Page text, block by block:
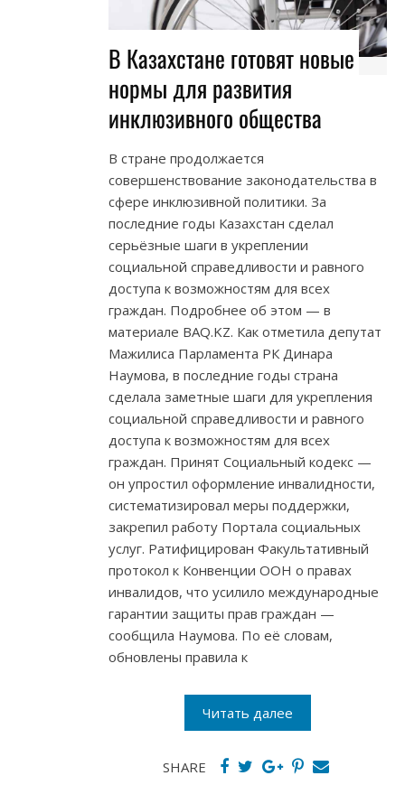
В Казахстане готовят новые
нормы для развития
инклюзивного общества
В стране продолжается
совершенствование законодательства в
сфере инклюзивной политики. За
последние годы Казахстан сделал
серьёзные шаги в укреплении
социальной справедливости и равного
доступа к возможностям для всех
граждан. Подробнее об этом — в
материале BAQ.KZ. Как отметила депутат
Мажилиса Парламента РК Динара
Наумова, в последние годы страна
сделала заметные шаги для укрепления
социальной справедливости и равного
доступа к возможностям для всех
граждан. Принят Социальный кодекс —
он упростил оформление инвалидности,
систематизировал меры поддержки,
закрепил работу Портала социальных
услуг. Ратифицирован Факультативный
протокол к Конвенции ООН о правах
инвалидов, что усилило международные
гарантии защиты прав граждан —
сообщила Наумова. По её словам,
обновлены правила к
Читать далее
SHARE